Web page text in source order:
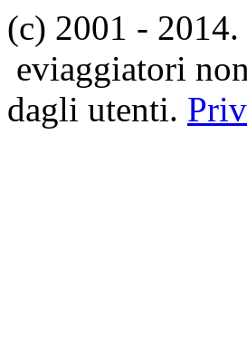
(c) 2001 -
eviaggiatori
dagli utenti.